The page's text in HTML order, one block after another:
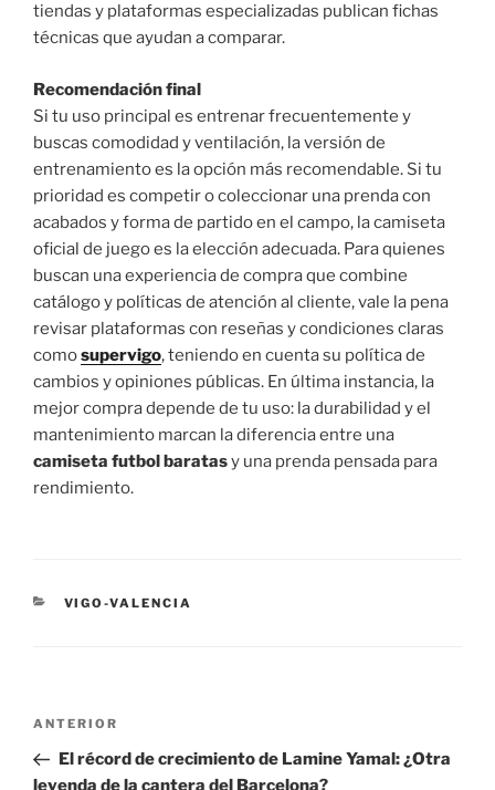
tiendas y plataformas especializadas publican fichas
técnicas que ayudan a comparar.
Recomendación final
Si tu uso principal es entrenar frecuentemente y
buscas comodidad y ventilación, la versión de
entrenamiento es la opción más recomendable. Si tu
prioridad es competir o coleccionar una prenda con
acabados y forma de partido en el campo, la camiseta
oficial de juego es la elección adecuada. Para quienes
buscan una experiencia de compra que combine
catálogo y políticas de atención al cliente, vale la pena
revisar plataformas con reseñas y condiciones claras
comosupervigo, teniendo en cuenta su política de
cambios y opiniones públicas. En última instancia, la
mejor compra depende de tu uso: la durabilidad y el
mantenimiento marcan la diferencia entre una
camiseta futbol baratasy una prenda pensada para
rendimiento.
CATEGORÍAS
VIGO-VALENCIA
Navegación
entradas
Entrada
anterior:
ANTERIOR
El récord de crecimiento de Lamine Yamal: ¿Otra
leyenda de la cantera del Barcelona?